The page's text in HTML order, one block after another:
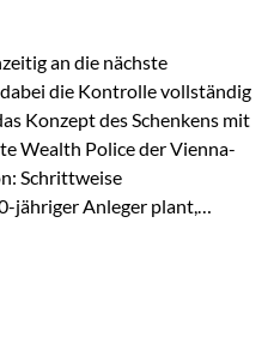
Artikel 14 der
Darin…an die nächste
die Kontrolle vollständig
Konzept des Schenkens mit
Wealth Police der Vienna-
Schrittweise
jähriger Anleger plant,
genutzt werden, sondern